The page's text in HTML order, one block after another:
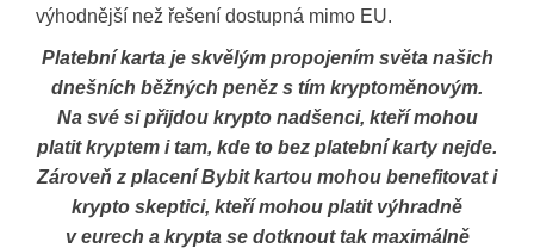
výhodnější než řešení dostupná mimo EU.
Platební karta je skvělým propojením světa našich
dnešních běžných peněz s tím kryptoměnovým.
Na své si přijdou krypto nadšenci, kteří mohou
platit kryptem i tam, kde to bez platební karty nejde.
Zároveň z placení Bybit kartou mohou benefitovat i
krypto skeptici, kteří mohou platit výhradně
v eurech a krypta se dotknout tak maximálně